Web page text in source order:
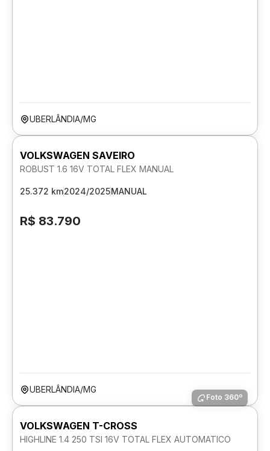
UBERLÂNDIA/MG
VOLKSWAGEN SAVEIRO
ROBUST 1.6 16V TOTAL FLEX MANUAL
25.372 km2024/2025MANUAL
R$ 83.790
UBERLÂNDIA/MG
Foto 360º
VOLKSWAGEN T-CROSS
HIGHLINE 1.4 250 TSI 16V TOTAL FLEX AUTOMATICO